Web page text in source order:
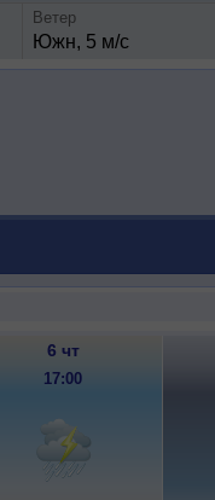
Ветер
Южн, 5 м/с
6 чт
17:00